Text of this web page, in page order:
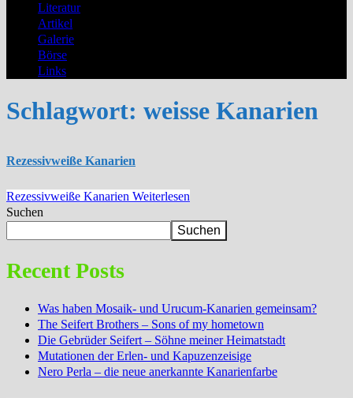
Literatur
Artikel
Galerie
Börse
Links
Schlagwort: weisse Kanarien
Rezessivweiße Kanarien
Rezessivweiße Kanarien Weiterlesen
Suchen
Suchen
Recent Posts
Was haben Mosaik- und Urucum-Kanarien gemeinsam?
The Seifert Brothers – Sons of my hometown
Die Gebrüder Seifert – Söhne meiner Heimatstadt
Mutationen der Erlen- und Kapuzenzeisige
Nero Perla – die neue anerkannte Kanarienfarbe